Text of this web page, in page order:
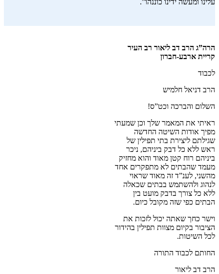
עלינו ומעשה ידינו כוננהו”.
הרה”ג הרב דב ליאור רב העיר
קריית ארבע-חברון
לכבוד
הרב דניאל חלמיש
השלום והברכה וכט”ס!
ראיתי את המאמר שלך וכן שמעתי
מפיך אודות השיטה החדשה
שגילתם ליצירת בתי תפילין של
ראש ללא כל דבק ביניהם, ניכר
ביניהם רוח קטן מאוד והוא מחזיק
מעמד שהבתים לא מתפקרים אחד
מהשני, לענ”ד זה מאוד שראוי
לנהוג ולהשתמש בבתים שכאלה
ללא כל צורך בדבק מועט בין
הבתים כפי שזה מקובל כיום.
וישר כחך שאתה יכול לזכות את
הציבור בקיום מצוות תפילין בהידור
לכל השיטות.
החותם לכבוד התורה
הרב דב ליאור